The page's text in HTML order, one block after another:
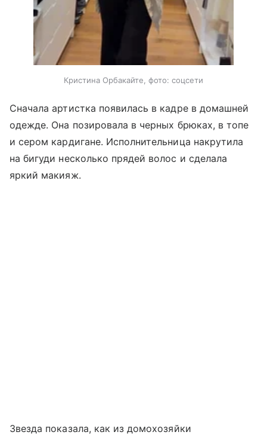
Кристина Орбакайте, фото: соцсети
Сначала артистка появилась в кадре в домашней
одежде. Она позировала в черных брюках, в топе
и сером кардигане. Исполнительница накрутила
на бигуди несколько прядей волос и сделала
яркий макияж.
Звезда показала, как из домохозяйки